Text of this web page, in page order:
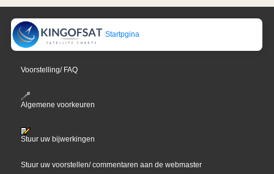
Startpgina
Voorstelling/ FAQ
Algemene voorkeuren
Stuur uw bijwerkingen
Stuur uw voorstellen/ commentaren aan de webmaster